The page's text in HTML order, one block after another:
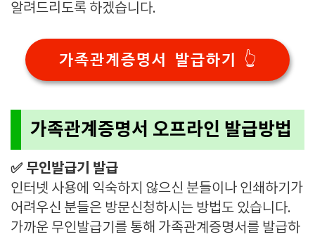
알려드리도록 하겠습니다.
가족관계증명서 발급하기 👆
가족관계증명서 오프라인 발급방법
✅ 무인발급기 발급
인터넷 사용에 익숙하지 않으신 분들이나 인쇄하기가
어려우신 분들은 방문신청하시는 방법도 있습니다.
가까운 무인발급기를 통해 가족관계증명서를 발급하